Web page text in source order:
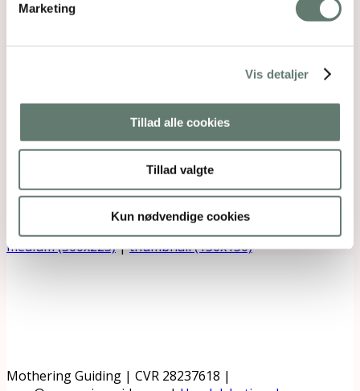
Marketing
Vis detaljer
Tillad alle cookies
Tillad valgte
Kun nødvendige cookies
Downloads |large (980x735)
medium (300x225)|thumbnail (150x150)
Mothering Guiding | CVR 28237618 |